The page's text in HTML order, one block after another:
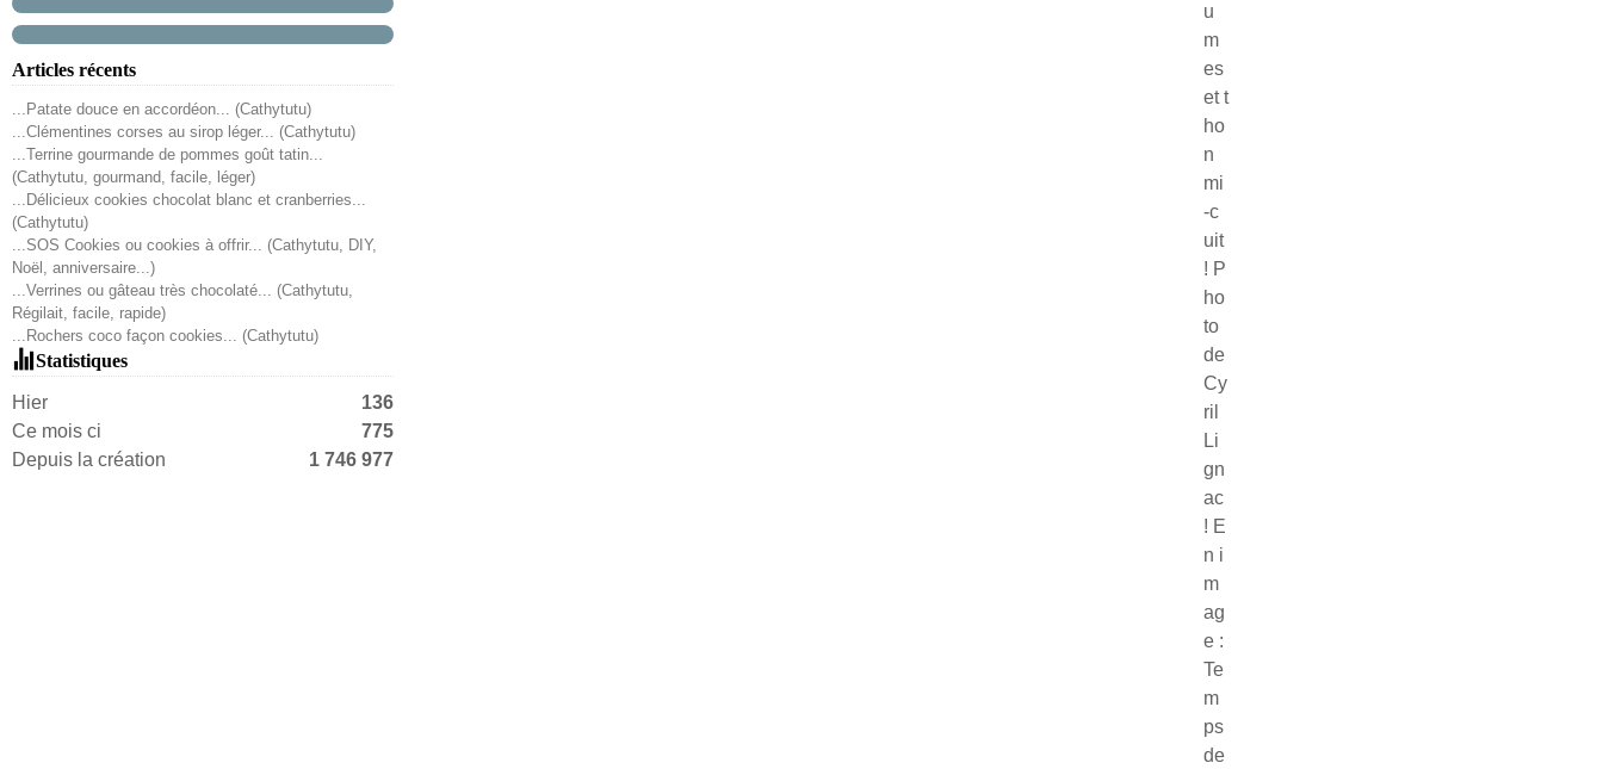
Articles récents
...Patate douce en accordéon... (Cathytutu)
...Clémentines corses au sirop léger... (Cathytutu)
...Terrine gourmande de pommes goût tatin...
(Cathytutu, gourmand, facile, léger)
...Délicieux cookies chocolat blanc et cranberries...
(Cathytutu)
...SOS Cookies ou cookies à offrir... (Cathytutu, DIY,
Noël, anniversaire...)
...Verrines ou gâteau très chocolaté... (Cathytutu,
Régilait, facile, rapide)
...Rochers coco façon cookies... (Cathytutu)
Statistiques
Hier
136
Ce mois ci
775
Depuis la création
1 746 977
u
m
es
et t
ho
n
mi
-c
uit
! P
ho
to
de
Cy
ril
Li
gn
ac
! E
n i
m
ag
e :
Te
m
ps
de